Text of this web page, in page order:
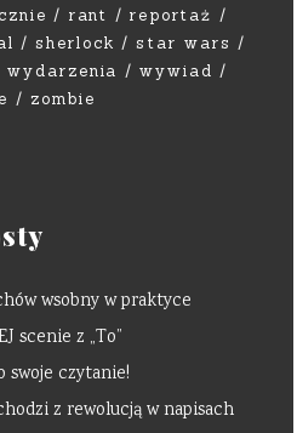
rant
reportaż
sherlock
star wars
wydarzenia
wywiad
zombie
wsobny w praktyce
scenie z „To”
swoje czytanie!
z rewolucją w napisach